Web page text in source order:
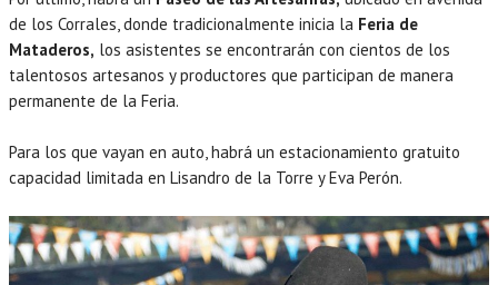
de los Corrales, donde tradicionalmente inicia la Feria de
Mataderos, los asistentes se encontrarán con cientos de los
talentosos artesanos y productores que participan de manera
permanente de la Feria.
Para los que vayan en auto, habrá un estacionamiento gratuito
capacidad limitada en Lisandro de la Torre y Eva Perón.